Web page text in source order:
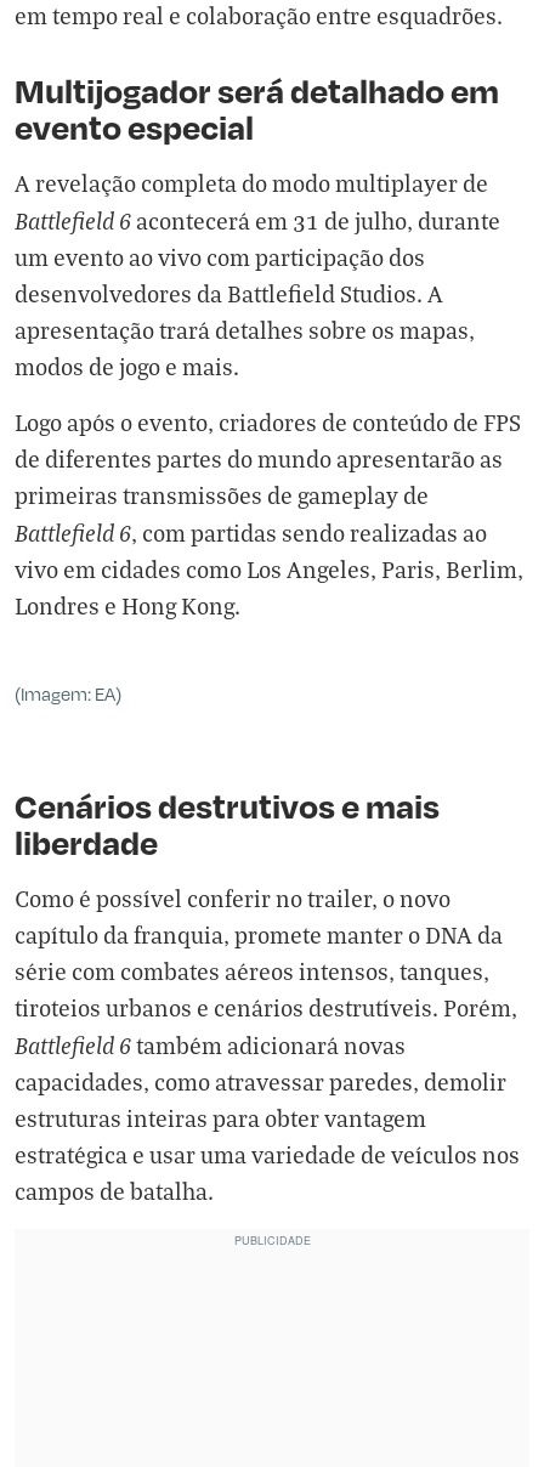
em tempo real e colaboração entre esquadrões.
Multijogador será detalhado em
evento especial
A revelação completa do modo multiplayer de
Battlefield 6 acontecerá em 31 de julho, durante
um evento ao vivo com participação dos
desenvolvedores da Battlefield Studios. A
apresentação trará detalhes sobre os mapas,
modos de jogo e mais.
Logo após o evento, criadores de conteúdo de FPS
de diferentes partes do mundo apresentarão as
primeiras transmissões de gameplay de
Battlefield 6, com partidas sendo realizadas ao
vivo em cidades como Los Angeles, Paris, Berlim,
Londres e Hong Kong.
(Imagem: EA)
Cenários destrutivos e mais
liberdade
Como é possível conferir no trailer, o novo
capítulo da franquia, promete manter o DNA da
série com combates aéreos intensos, tanques,
tiroteios urbanos e cenários destrutíveis. Porém,
Battlefield 6também adicionará novas
capacidades, como atravessar paredes, demolir
estruturas inteiras para obter vantagem
estratégica e usar uma variedade de veículos nos
campos de batalha.